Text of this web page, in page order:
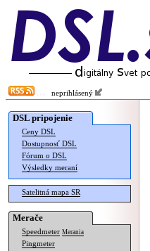
neprihlásený
DSL pripojenie
Ceny DSL
Dostupnosť DSL
Fórum o DSL
Výsledky meraní
Satelitná mapa SR
Merače
Speedmeter Merania
Pingmeter